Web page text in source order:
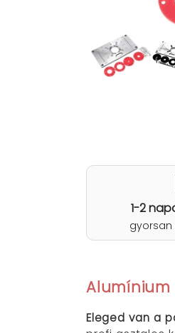
1-2
Eleged van a